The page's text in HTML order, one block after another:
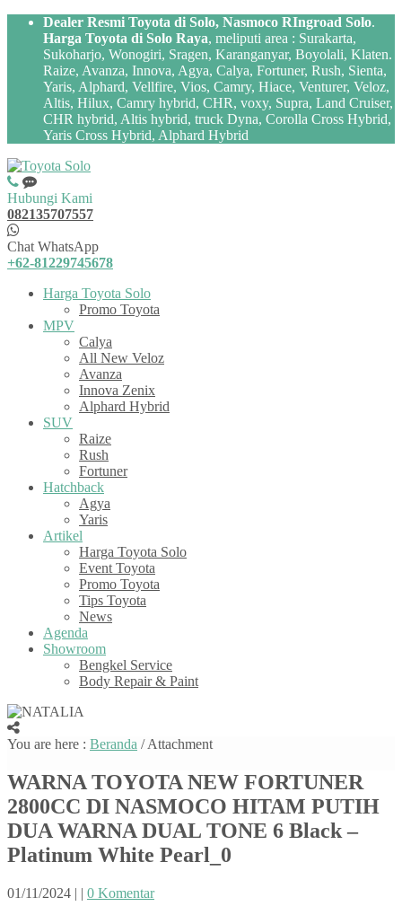
Dealer Resmi Toyota di Solo, Nasmoco RIngroad Solo.
Harga Toyota di Solo Raya, meliputi area : Surakarta,
Sukoharjo, Wonogiri, Sragen, Karanganyar, Boyolali, Klaten.
Raize, Avanza, Innova, Agya, Calya, Fortuner, Rush, Sienta,
Yaris, Alphard, Vellfire, Vios, Camry, Hiace, Venturer, Veloz,
Altis, Hilux, Camry hybrid, CHR, voxy, Supra, Land Cruiser,
CHR hybrid, Altis hybrid, truck Dyna, Corolla Cross Hybrid,
Yaris Cross Hybrid, Alphard Hybrid
Hubungi Kami
082135707557
Chat WhatsApp
+62-81229745678
Harga Toyota Solo
Promo Toyota
MPV
Calya
All New Veloz
Avanza
Innova Zenix
Alphard Hybrid
SUV
Raize
Rush
Fortuner
Hatchback
Agya
Yaris
Artikel
Harga Toyota Solo
Event Toyota
Promo Toyota
Tips Toyota
News
Agenda
Showroom
Bengkel Service
Body Repair & Paint
You are here : Beranda / Attachment
WARNA TOYOTA NEW FORTUNER
2800CC DI NASMOCO HITAM PUTIH
DUA WARNA DUAL TONE 6 Black –
Platinum White Pearl_0
01/11/2024 | | 0 Komentar